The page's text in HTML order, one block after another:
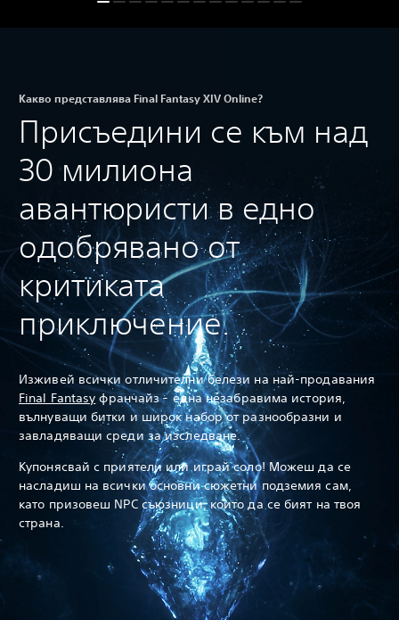
Какво представлява Final Fantasy XIV Online?
Присъедини се към над
30 милиона
авантюристи в едно
одобрявано от
критиката
приключение.
Изживей всички отличителни белези на най-продавания
Final Fantasy франчайз - една незабравима история,
вълнуващи битки и широк набор от разнообразни и
завладяващи среди за изследване.
Купонясвай с приятели или играй соло! Можеш да се
насладиш на всички основни сюжетни подземия сам,
като призовеш NPC съюзници, които да се бият на твоя
страна.